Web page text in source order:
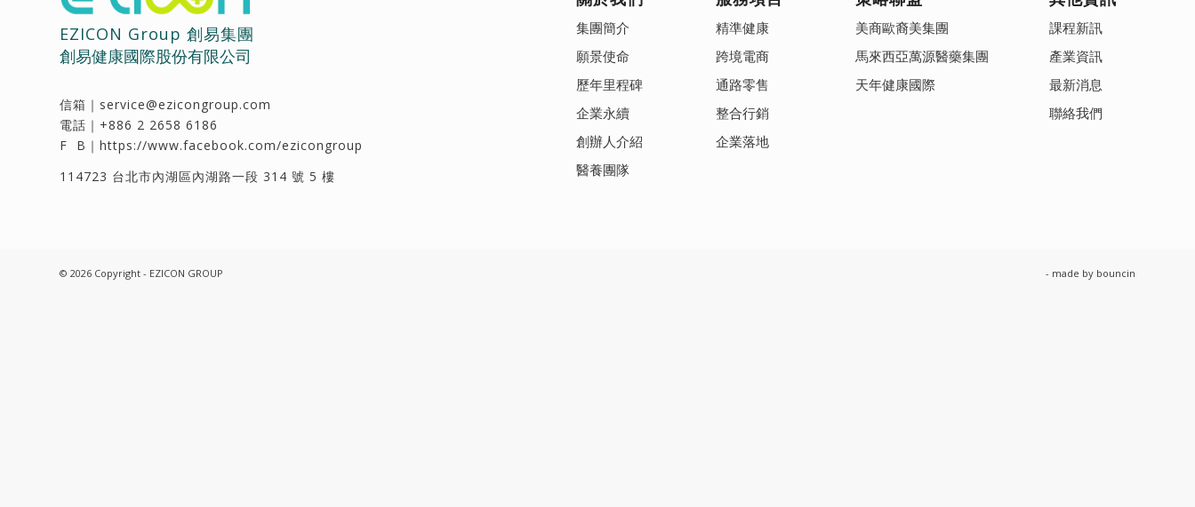
EZICON Group 創易集團
創易健康國際股份有限公司
信箱｜ service@ezicongroup.com
電話｜ +886 2 2658 6186
F B｜ https://www.facebook.com/ezicongroup
114723 台北市內湖區內湖路一段 314 號 5 樓
集團簡介
願景使命
歷年里程碑
企業永續
創辦人介紹
醫養團隊
精準健康
跨境電商
通路零售
整合行銷
企業落地
美商歐裔美集團
馬來西亞萬源醫藥集團
天年健康國際
課程新訊
產業資訊
最新消息
聯絡我們
© 2026 Copyright - EZICON GROUP - made by bouncin